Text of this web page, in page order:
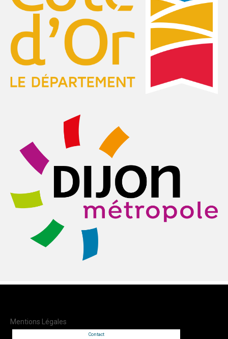
Mentions Légales
Contact